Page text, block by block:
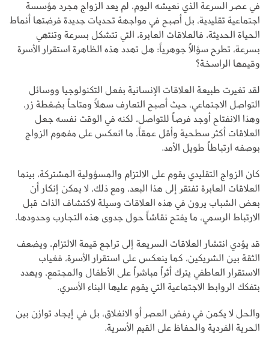
في عصر السرعة الذي نعيشه اليوم، لم يعد الزواج مجرد مؤسسة
اجتماعية تقليدية، بل أصبح في مواجهة تحديات جديدة فرضتها أنماط
الحياة الحديثة، فالعلاقات العابرة، التي تتشكل بسرعة وتنتهي
بسرعة، تطرح سؤالاً جوهرياً: هل تهدد هذه الظاهرة استقرار الأسرة
وقيمها الراسخة؟
لقد تغيرت طبيعة العلاقات الإنسانية بفعل التكنولوجيا ووسائل
التواصل الاجتماعي، حيث أصبح التعارف سهلاً ومتاحاً بضغطة زر،
وهذا الانفتاح أوجد فرصاً للتواصل، لكنه في الوقت نفسه جعل
العلاقات أكثر سطحية وأقل عمقاً، ما انعكس على مفهوم الزواج
بوصفه ارتباطاً طويل الأمد.
كان الزواج التقليدي يقوم على الالتزام والمسؤولية المشتركة، بينما
العلاقات العابرة تفتقر إلى هذا البعد، ومع ذلك، لا يمكن إنكار أن
بعض الشباب يرون في هذه العلاقات وسيلة لاكتشاف الذات قبل
الارتباط الرسمي، ما يفتح نقاشاً حول جدوى هذه التجارب وحدودها.
قد يؤدي انتشار العلاقات السريعة إلى تراجع قيمة الالتزام، ويضعف
الثقة بين الشريكين، كما ينعكس على استقرار الأسرة، فغياب
الاستقرار العاطفي يترك أثراً مباشراً على الأطفال والمجتمع، ويهدد
بتفكك الروابط الاجتماعية التي يقوم عليها البناء الأسري.
والحل لا يكمن في رفض العصر أو الانغلاق، بل في إيجاد توازن بين
الحرية الفردية والحفاظ على القيم الأسرية.